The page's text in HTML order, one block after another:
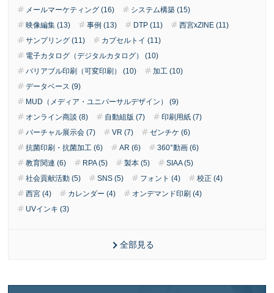
メールマーケティング (16)
システム構築 (15)
映像編集 (13)
事例 (13) DTP (11)
西宮xZINE (11)
サンプリング (11)
カプセルトイ (11)
電子カタログ（デジタルカタログ） (10)
バリアブル印刷（可変印刷） (10)
加工 (10)
データベース (9)
MUD（メディア・ユニバーサルデザイン） (9)
オンライン商談 (8)
自動組版 (7)
印刷用紙 (7)
バーチャル展示会 (7)
VR (7)
ゼンチケ (6)
抗菌印刷・抗菌加工 (6)
AR (6)
360°動画 (6)
教育関連 (6)
RPA (5) 製本 (5)
SIAA (5)
社会貢献活動 (5)
SNS (5) フォント (4)
校正 (4)
西宮 (4)
カレンダー (4)
オンデマンド印刷 (4)
UVインキ (3)
全部見る